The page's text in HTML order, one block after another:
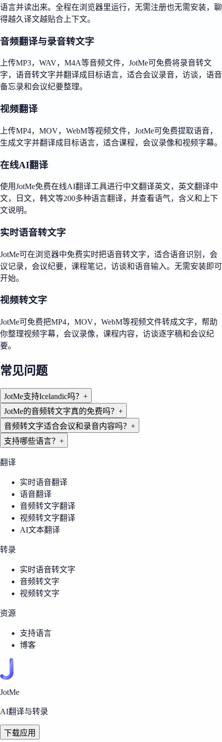
语言并读出来。全程在浏览器里运行，无需注册也无需安装，聊
得越久译文越贴合上下文。
音频翻译与录音转文字
上传MP3，WAV，M4A等音频文件，JotMe可免费将录音转文
字，语音转文字并翻译成目标语言，适合会议录音，访谈，语音
备忘录和会议纪要整理。
视频翻译
上传MP4，MOV，WebM等视频文件，JotMe可免费提取语音，
生成文字并翻译成目标语言，适合课程，会议录像和视频字幕。
在线AI翻译
使用JotMe免费在线AI翻译工具进行中文翻译英文，英文翻译中
文，日文，韩文等200多种语言翻译，并查看语气，含义和上下
文说明。
实时语音转文字
JotMe可在浏览器中免费实时把语音转文字，适合语音识别，会
议记录，会议纪要，课程笔记，访谈和语音输入。无需安装即可
开始。
视频转文字
JotMe可免费把MP4，MOV，WebM等视频文件转成文字，帮助
你整理视频字幕，会议录像，课程内容，访谈逐字稿和会议纪
要。
常见问题
JotMe支持Icelandic吗？ +
JotMe的音频转文字真的免费吗？ +
音频转文字适合会议和录音内容吗？ +
支持哪些语言？ +
翻译
实时语音翻译
语音翻译
音频转文字翻译
视频转文字翻译
AI文本翻译
转录
实时语音转文字
音频转文字
视频转文字
资源
支持语言
博客
JotMe
AI翻译与转录
下载应用